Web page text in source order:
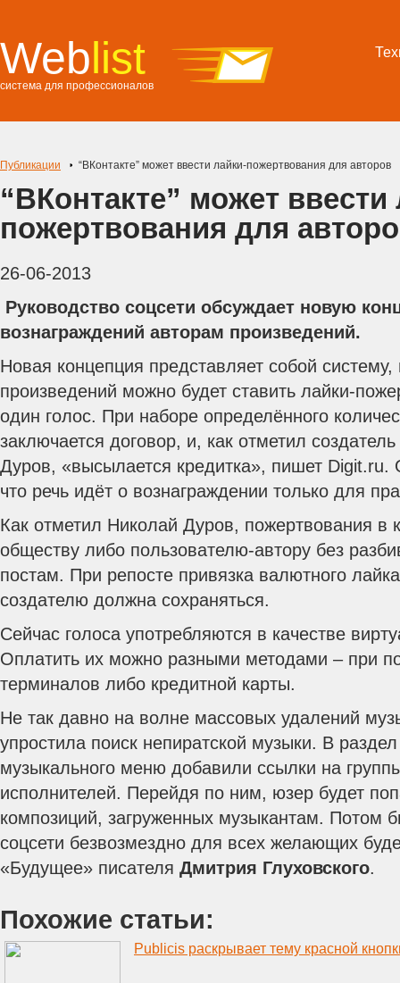
Weblist
система для профессионалов
Публикации “ВКонтакте” может ввести лайки-пожертвования для авторов
“ВКонтакте” может ввести
пожертвования для
26-06-2013
Руководство соцсети обсуждает новую
вознаграждений авторам произведений.
Новая концепция представляет собой
произведений можно будет ставить лайки-
один голос. При наборе определённого
заключается договор, и, как отметил
Дуров, «высылается кредитка», пишет Digit.ru.
что речь идёт о вознаграждении только для
Как отметил Николай Дуров, пожертвования в
обществу либо пользователю-автору без
постам. При репосте привязка валютного
создателю должна сохраняться.
Сейчас голоса употребляются в качестве
Оплатить их можно разными методами – при
терминалов либо кредитной карты.
Не так давно на волне массовых удалений
упростила поиск непиратской музыки. В
музыкального меню добавили ссылки на
исполнителей. Перейдя по ним, юзер будет
композиций, загруженных музыкантам. Потом
соцсети безвозмездно для всех желающих
«Будущее» писателя Дмитрия Глуховского.
Похожие статьи:
Publicis раскрывает тему красной